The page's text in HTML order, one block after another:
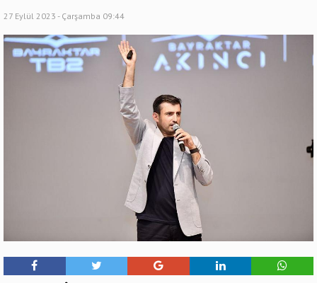
27 Eylül 2023 - Çarşamba 09:44